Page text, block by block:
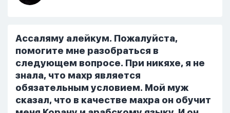
Ассаляму алейкум. Пожалуйста,
помогите мне разобраться в
следующем вопросе. При никяхе, я не
знала, что махр является
обязательным условием. Мой муж
сказал, что в качестве махра он обучит